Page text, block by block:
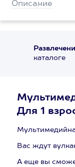
Описание
каталоге
Для 1
Вас ждут
А еще вы